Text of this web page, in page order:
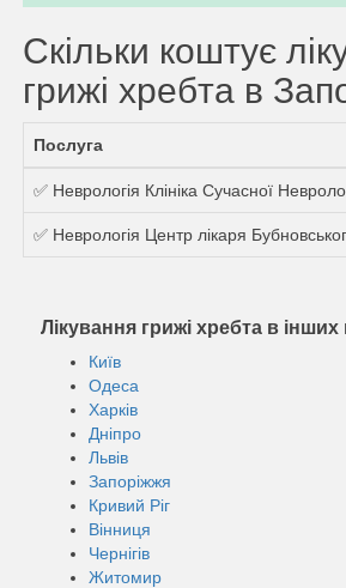
Скільки коштує
грижі хребта в
Послуга
✅ Неврологія Клініка Сучасної
✅ Неврологія Центр лікаря
Лікування грижі хребта в інших
Київ
Одеса
Харків
Дніпро
Львів
Запоріжжя
Кривий Ріг
Вінниця
Чернігів
Житомир